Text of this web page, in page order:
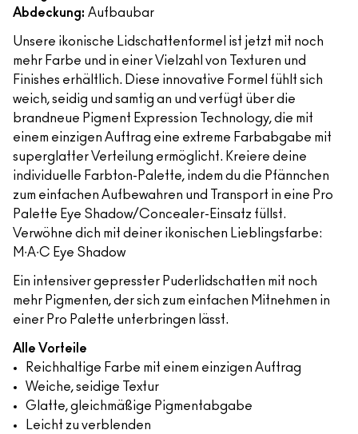
Abdeckung: Aufbaubar
Unsere ikonische Lidschattenformel ist jetzt mit noch
mehr Farbe und in einer Vielzahl von Texturen und
Finishes erhältlich. Diese innovative Formel fühlt sich
weich, seidig und samtig an und verfügt über die
brandneue Pigment Expression Technology, die mit
einem einzigen Auftrag eine extreme Farbabgabe mit
superglatter Verteilung ermöglicht. Kreiere deine
individuelle Farbton-Palette, indem du die Pfännchen
zum einfachen Aufbewahren und Transport in eine Pro
Palette Eye Shadow/Concealer-Einsatz füllst.
Verwöhne dich mit deiner ikonischen Lieblingsfarbe:
M∙A∙C Eye Shadow
Ein intensiver gepresster Puderlidschatten mit noch
mehr Pigmenten, der sich zum einfachen Mitnehmen in
einer Pro Palette unterbringen lässt.
Alle Vorteile
Reichhaltige Farbe mit einem einzigen Auftrag
Weiche, seidige Textur
Glatte, gleichmäßige Pigmentabgabe
Leicht zu verblenden